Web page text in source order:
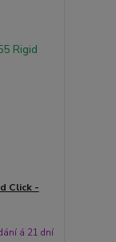
Click -
á 21 dní